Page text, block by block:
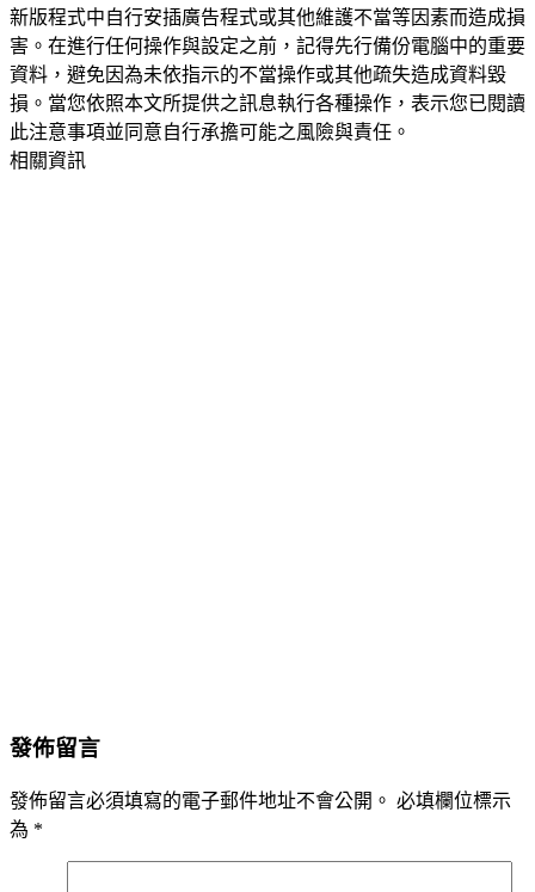
新版程式中自行安插廣告程式或其他維護不當等因素而造成損
害。在進行任何操作與設定之前，記得先行備份電腦中的重要
資料，避免因為未依指示的不當操作或其他疏失造成資料毀
損。當您依照本文所提供之訊息執行各種操作，表示您已閱讀
此注意事項並同意自行承擔可能之風險與責任。
相關資訊
發佈留言
發佈留言必須填寫的電子郵件地址不會公開。 必填欄位標示
為 *